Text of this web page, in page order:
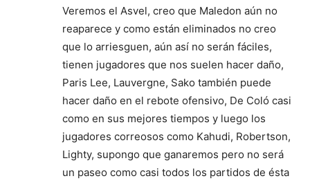
Veremos el Asvel, creo que Maledon aún no
reaparece y como están eliminados no creo
que lo arriesguen, aún así no serán fáciles,
tienen jugadores que nos suelen hacer daño,
Paris Lee, Lauvergne, Sako también puede
hacer daño en el rebote ofensivo, De Coló casi
como en sus mejores tiempos y luego los
jugadores correosos como Kahudi, Robertson,
Lighty, supongo que ganaremos pero no será
un paseo como casi todos los partidos de ésta